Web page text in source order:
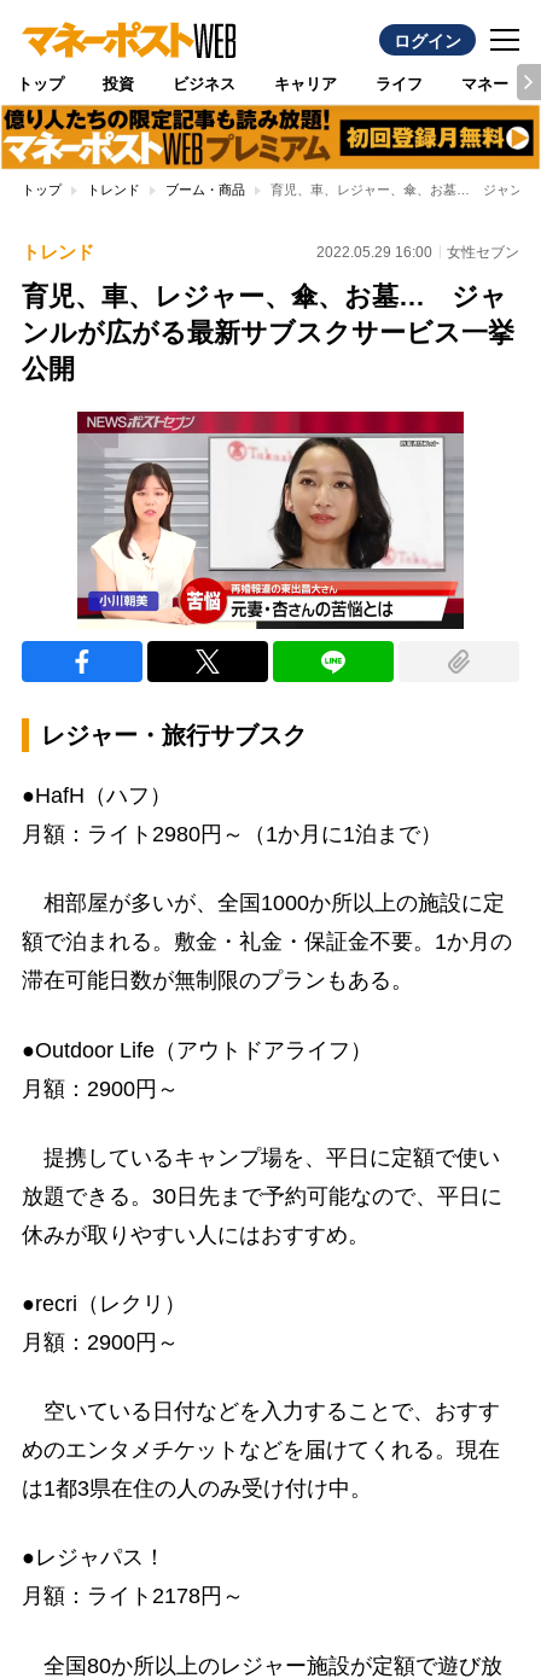
ログイン
トップ 投資 ビジネス キャリア ライフ マネー
トップ トレンド ブーム・商品 育児、車、レジャー、傘、お墓… ジャンル
トレンド 2022.05.29 16:00 女性セブン
育児、車、レジャー、傘、お墓… ジャ
ンルが広がる最新サブスクサービス一挙
公開
レジャー・旅行サブスク
●HafH（ハフ）
月額：ライト2980円～（1か月に1泊まで）
相部屋が多いが、全国1000か所以上の施設に定
額で泊まれる。敷金・礼金・保証金不要。1か月の
滞在可能日数が無制限のプランもある。
●Outdoor Life（アウトドアライフ）
月額：2900円～
提携しているキャンプ場を、平日に定額で使い
放題できる。30日先まで予約可能なので、平日に
休みが取りやすい人にはおすすめ。
●recri（レクリ）
月額：2900円～
空いている日付などを入力することで、おすす
めのエンタメチケットなどを届けてくれる。現在
は1都3県在住の人のみ受け付け中。
●レジャパス！
月額：ライト2178円～
全国80か所以上のレジャー施設が定額で遊び放